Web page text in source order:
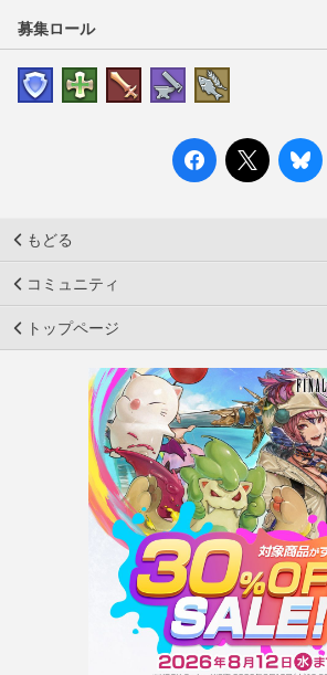
募集ロール
もどる
コミュニティ
トップページ